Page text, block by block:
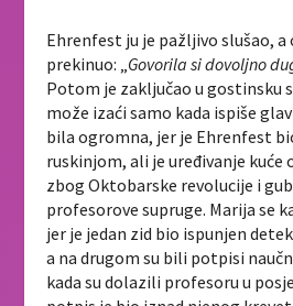
Ehrenfest ju je pažljivo slušao, a
prekinuo: „Govorila si dovoljno
Potom je zaključao u gostinsku
može izaći samo kada ispiše
bila ogromna, jer je Ehrenfest
ruskinjom, ali je uređivanje kuće
zbog Oktobarske revolucije i
profesorove supruge. Marija se
jer je jedan zid bio ispunjen
a na drugom su bili potpisi
kada su dolazili profesoru u